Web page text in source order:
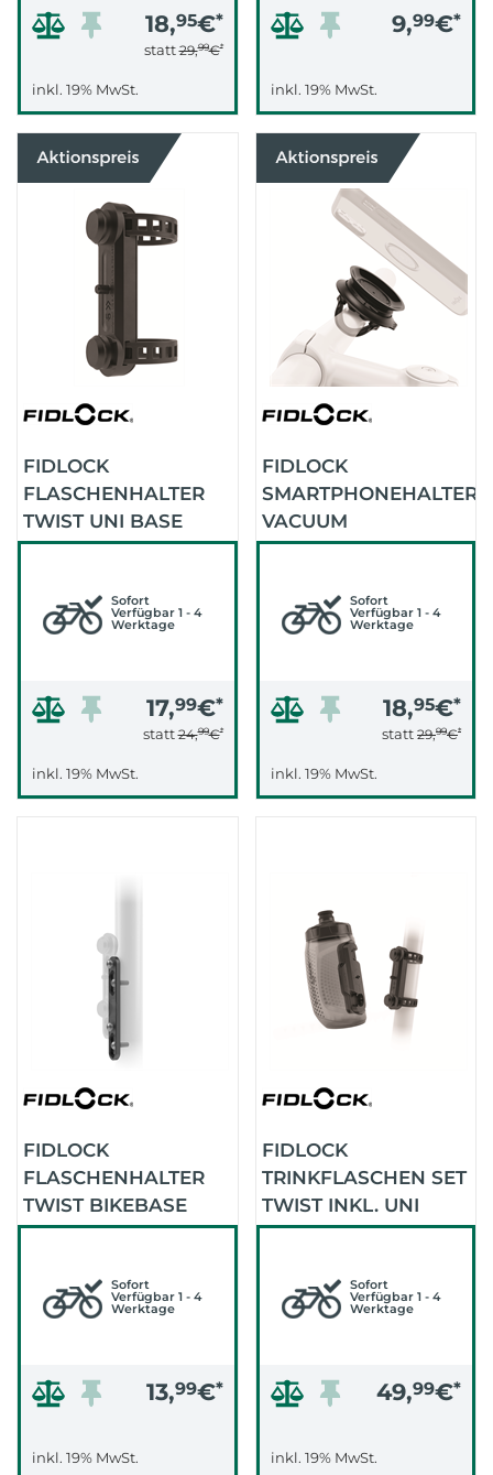
18,95€*
statt29,99€*
inkl. 19% MwSt.
9,99€*
inkl. 19% MwSt.
FIDLOCK
FLASCHENHALTER
TWIST UNI BASE
(SCHWARZ)
Sofort
Verfügbar 1 - 4
Werktage
17,99€*
statt24,99€*
inkl. 19% MwSt.
FIDLOCK
SMARTPHONEHALTER
VACUUM
HANDLEBAR BASE
Sofort
Verfügbar 1 - 4
Werktage
18,95€*
statt 29,99€*
inkl. 19% MwSt.
FIDLOCK
FLASCHENHALTER
TWIST BIKEBASE
ADAPTER
(SCHWARZ)
Sofort
Verfügbar 1 - 4
Werktage
13,99€*
inkl. 19% MwSt.
FIDLOCK
TRINKFLASCHEN SET
TWIST INKL. UNI
BASE 450ML
SCHWARZ)Sofort
Verfügbar 1 - 4
Werktage
49,99€*
inkl. 19% MwSt.